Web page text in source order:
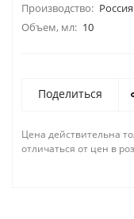
Производство: Россия
Объем, мл: 10
Поделиться
Цена действительна
отличаться от цен в